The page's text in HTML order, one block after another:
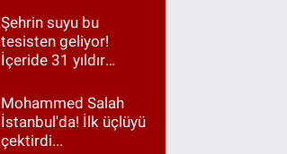
Şehrin suyu bu
tesisten geliyor!
İçeride 31 yıldır
Mohammed Salah
İstanbul'da! İlk üçlüyü
çektirdi...